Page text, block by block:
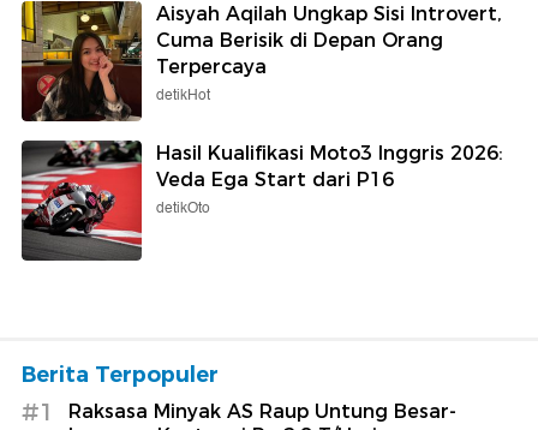
Aisyah Aqilah Ungkap Sisi Introvert,
Cuma Berisik di Depan Orang
Terpercaya
detikHot
Hasil Kualifikasi Moto3 Inggris 2026:
Veda Ega Start dari P16
detikOto
Berita Terpopuler
#1
Raksasa Minyak AS Raup Untung Besar-